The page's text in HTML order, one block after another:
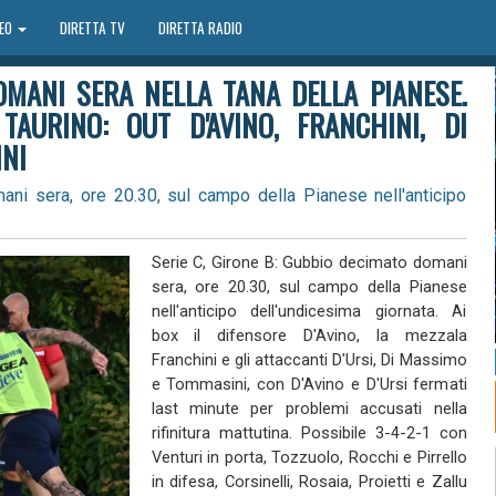
DIRETTA TV DIRETTA RADIO
SERA NELLA TANA DELLA PIANESE.
OUT D'AVINO, FRANCHINI, DI
sera, ore 20.30, sul campo della Pianese nell'anticipo
Serie C, Girone B: Gubbio decimato domani
sera, ore 20.30, sul campo della Pianese
nell'anticipo dell'undicesima giornata. Ai
box il difensore D'Avino, la mezzala
Franchini e gli attaccanti D'Ursi, Di Massimo
e Tommasini, con D'Avino e D'Ursi fermati
last minute per problemi accusati nella
rifinitura mattutina. Possibile 3-4-2-1 con
Venturi in porta, Tozzuolo, Rocchi e Pirrello
in difesa, Corsinelli, Rosaia, Proietti e Zallu